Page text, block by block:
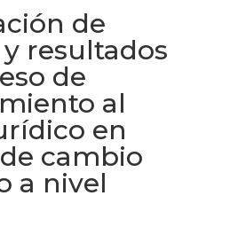
de
resultados
de
al
en
cambio
a nivel